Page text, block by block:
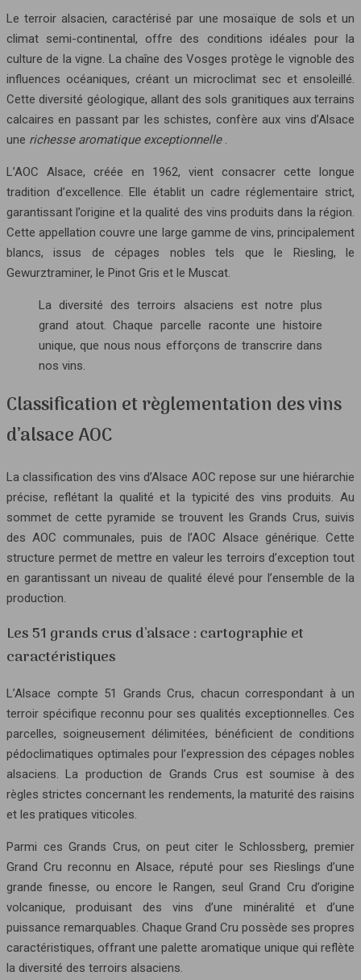
Le terroir alsacien, caractérisé par une mosaïque de sols et un
climat semi-continental, offre des conditions idéales pour la
culture de la vigne. La chaîne des Vosges protège le vignoble des
influences océaniques, créant un microclimat sec et ensoleillé.
Cette diversité géologique, allant des sols granitiques aux terrains
calcaires en passant par les schistes, confère aux vins d’Alsace
une richesse aromatique exceptionnelle
L’AOC Alsace, créée en 1962, vient consacrer cette longue
tradition d’excellence. Elle établit un cadre réglementaire strict,
garantissant l’origine et la qualité des vins produits dans la région.
Cette appellation couvre une large gamme de vins, principalement
blancs, issus de cépages nobles tels que le Riesling, le
Gewurztraminer, le Pinot Gris et le Muscat.
La diversité des terroirs alsaciens est notre plus
grand atout. Chaque parcelle raconte une histoire
unique, que nous nous efforçons de transcrire dans
nos vins.
Classification et règlementation des vins
d’alsace AOC
La classification des vins d’Alsace AOC repose sur une hiérarchie
précise, reflétant la qualité et la typicité des vins produits. Au
sommet de cette pyramide se trouvent les Grands Crus, suivis
des AOC communales, puis de l’AOC Alsace générique. Cette
structure permet de mettre en valeur les terroirs d’exception tout
en garantissant un niveau de qualité élevé pour l’ensemble de la
production.
Les 51 grands crus d’alsace : cartographie et
caractéristiques
L’Alsace compte 51 Grands Crus, chacun correspondant à un
terroir spécifique reconnu pour ses qualités exceptionnelles. Ces
parcelles, soigneusement délimitées, bénéficient de conditions
pédoclimatiques optimales pour l’expression des cépages nobles
alsaciens. La production de Grands Crus est soumise à des
règles strictes concernant les rendements, la maturité des raisins
et les pratiques viticoles.
Parmi ces Grands Crus, on peut citer le Schlossberg, premier
Grand Cru reconnu en Alsace, réputé pour ses Rieslings d’une
grande finesse, ou encore le Rangen, seul Grand Cru d’origine
volcanique, produisant des vins d’une minéralité et d’une
puissance remarquables. Chaque Grand Cru possède ses propres
caractéristiques, offrant une palette aromatique unique qui reflète
la diversité des terroirs alsaciens.